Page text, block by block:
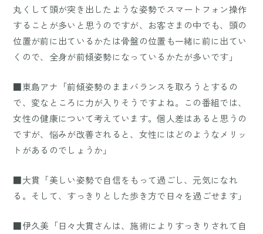
丸くして頭が突き出したような姿勢でスマートフォン操作
することが多いと思うのですが、お客さまの中でも、頭の
位置が前に出ているかたは骨盤の位置も一緒に前に出てい
くので、全身が前傾姿勢になっているかたが多いです」
■東島アナ「前傾姿勢のままバランスを取ろうとするの
で、変なところに力が入りそうですよね。この番組では、
女性の健康について考えています。個人差はあると思うの
ですが、悩みが改善されると、女性にはどのようなメリッ
トがあるのでしょうか」
■大貫「美しい姿勢で自信をもって過ごし、元気になれ
る。そして、すっきりとした歩き方で日々を過ごせます」
■伊久美「日々大貫さんは、施術によりすっきりされて自